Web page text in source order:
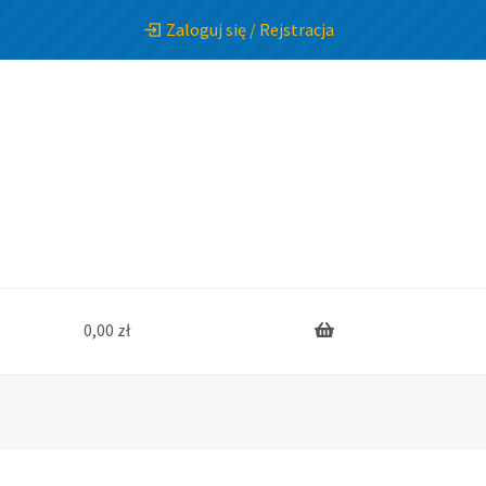
Zaloguj się / Rejstracja
0,00 zł